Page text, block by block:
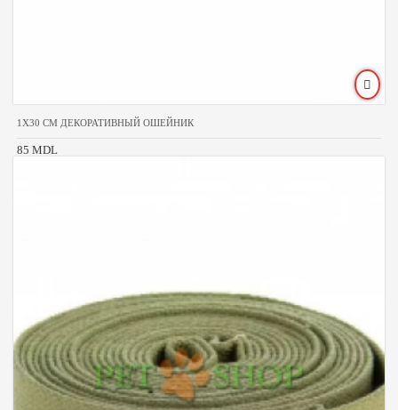
1X30 CM ДЕКОРАТИВНЫЙ ОШЕЙНИК
85 MDL